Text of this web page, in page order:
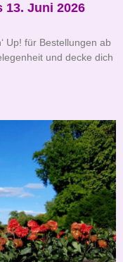
13. Juni 2026
Up! für Bestellungen ab
und decke dich